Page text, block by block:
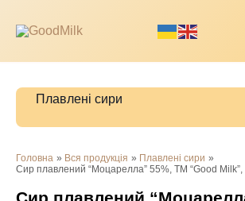
Плавлені сири
Головна Вся продукція
Плавлені сири
Сир плавлений “Моцарелла” 55%, ТМ “Good Milk”,